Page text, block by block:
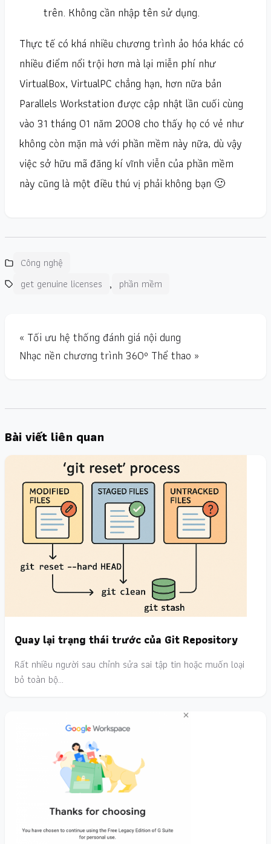
trên. Không cần nhập tên sử dụng.
Thực tế có khá nhiều chương trình ảo hóa khác có
nhiều điểm nổi trội hơn mà lại miễn phí như
VirtualBox, VirtualPC chẳng hạn, hơn nữa bản
Parallels Workstation được cập nhật lần cuối cùng
vào 31 tháng 01 năm 2008 cho thấy họ có vẻ như
không còn mặn mà với phần mềm này nữa, dù vậy
việc sở hữu mã đăng kí vĩnh viễn của phần mềm
này cũng là một điều thú vị phải không bạn 🙂
Công nghệ
get genuine licenses , phần mềm
« Tối ưu hệ thống đánh giá nội dung
Nhạc nền chương trình 360º Thể thao »
Bài viết liên quan
Quay lại trạng thái trước của Git Repository
Rất nhiều người sau chỉnh sửa sai tập tin hoặc muốn loại
bỏ toàn bộ…